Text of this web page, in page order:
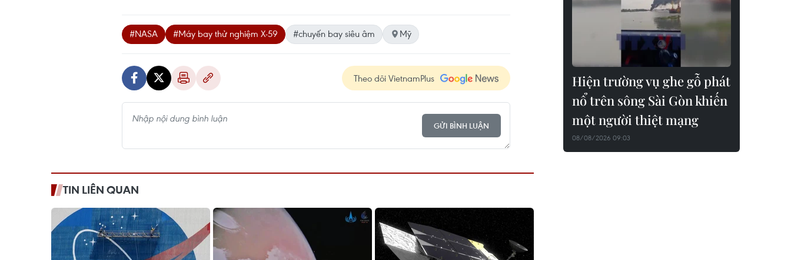
#NASA #Máy bay thử nghiệm X-59 #chuyến bay siêu âm Mỹ
Theo dõi VietnamPlus
GỬI BÌNH LUẬN
TIN LIÊN QUAN
Hiện trường vụ ghe gỗ phát
nổ trên sông Sài Gòn khiến
một người thiệt mạng
08/08/2026 09:03